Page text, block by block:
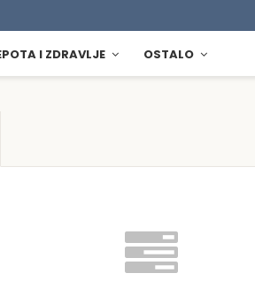
I ZDRAVLJE OSTALO